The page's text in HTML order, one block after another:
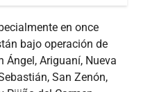
en once
bajo operación de
Ángel, Ariguaní, Nueva
San Zenón,